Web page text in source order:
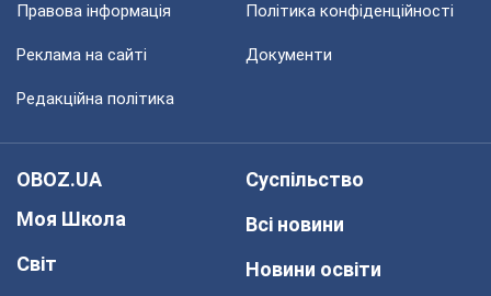
Правова інформація Політика конфіденційності
Реклама на сайті Документи
Редакційна політика
OBOZ.UA
Моя Школа
Світ
Суспільство
Всі новини
Новини освіти